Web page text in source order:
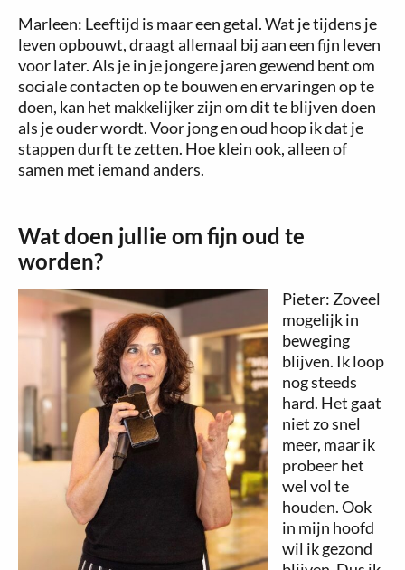
Marleen: Leeftijd is maar een getal. Wat je tijdens je
leven opbouwt, draagt allemaal bij aan een fijn leven
voor later. Als je in je jongere jaren gewend bent om
sociale contacten op te bouwen en ervaringen op te
doen, kan het makkelijker zijn om dit te blijven doen
als je ouder wordt. Voor jong en oud hoop ik dat je
stappen durft te zetten. Hoe klein ook, alleen of
samen met iemand anders.
Wat doen jullie om fijn oud te
worden?
Pieter: Zoveel
mogelijk in
beweging
blijven. Ik loop
nog steeds
hard. Het gaat
niet zo snel
meer, maar ik
probeer het
wel vol te
houden. Ook
in mijn hoofd
wil ik gezond